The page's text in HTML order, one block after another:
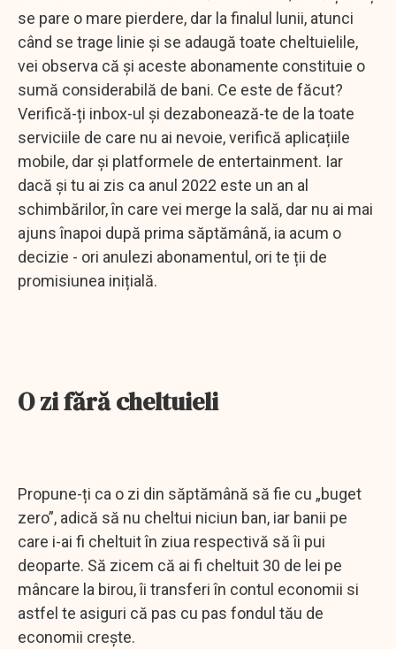
se pare o mare pierdere, dar la finalul lunii, atunci
când se trage linie și se adaugă toate cheltuielile,
vei observa că și aceste abonamente constituie o
sumă considerabilă de bani. Ce este de făcut?
Verifică-ți inbox-ul și dezabonează-te de la toate
serviciile de care nu ai nevoie, verifică aplicațiile
mobile, dar și platformele de entertainment. Iar
dacă și tu ai zis ca anul 2022 este un an al
schimbărilor, în care vei merge la sală, dar nu ai mai
ajuns înapoi după prima săptămână, ia acum o
decizie - ori anulezi abonamentul, ori te ții de
promisiunea inițială.
O zi fără cheltuieli
Propune-ți ca o zi din săptămână să fie cu „buget
zero”, adică să nu cheltui niciun ban, iar banii pe
care i-ai fi cheltuit în ziua respectivă să îi pui
deoparte. Să zicem că ai fi cheltuit 30 de lei pe
mâncare la birou, îi transferi în contul economii si
astfel te asiguri că pas cu pas fondul tău de
economii crește.